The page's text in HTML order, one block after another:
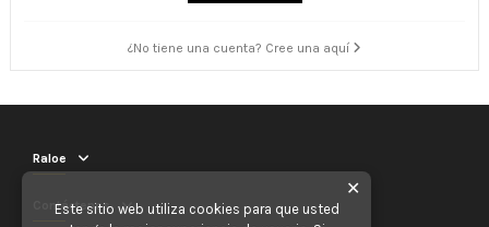
¿No tiene una cuenta? Cree una aquí
Raloe
Contáctenos
✕
Este sitio web utiliza cookies para que usted